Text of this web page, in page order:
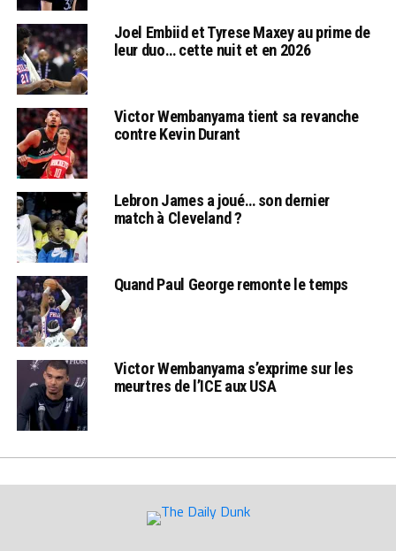
Joel Embiid et Tyrese Maxey au prime de
leur duo… cette nuit et en 2026
Victor Wembanyama tient sa revanche
contre Kevin Durant
Lebron James a joué… son dernier
match à Cleveland ?
Quand Paul George remonte le temps
Victor Wembanyama s’exprime sur les
meurtres de l’ICE aux USA